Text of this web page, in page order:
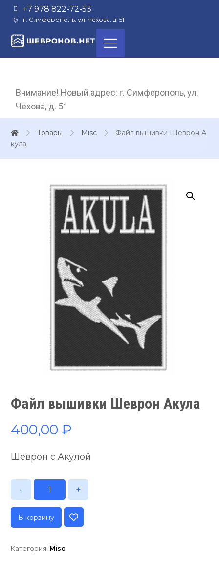
+7 978 822-72-53
г. Симферополь, ул. Чехова, д. 51
Внимание! Новый адрес: г. Симферополь, ул.
Чехова, д. 51
Товары Misc
Файл вышивки Шеврон А
кула
Файл вышивки Шеврон Акула
400,00₽
Шеврон с Акулой
- +
В корзину
Категория: Misc